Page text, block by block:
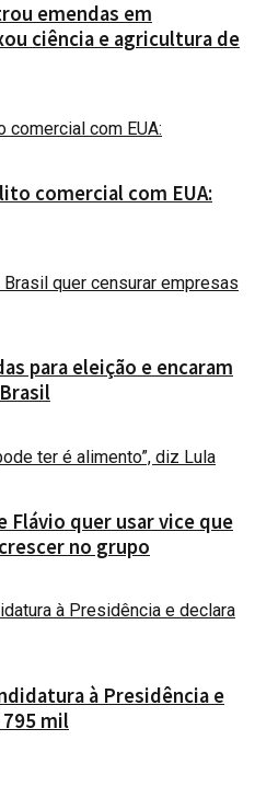
emendas em
ciência e agricultura de
comercial com EUA:
para eleição e encaram
Flávio quer usar vice que
no grupo
à Presidência e
mil